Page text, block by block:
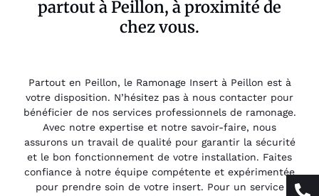
partout à Peillon, à proximité de
chez vous.
Partout en Peillon, le Ramonage Insert à Peillon est à
votre disposition. N’hésitez pas à nous contacter pour
bénéficier de nos services professionnels de ramonage.
Avec notre expertise et notre savoir-faire, nous
assurons un travail de qualité pour garantir la sécurité
et le bon fonctionnement de votre installation. Faites
confiance à notre équipe compétente et expérimentée
pour prendre soin de votre insert. Pour un service